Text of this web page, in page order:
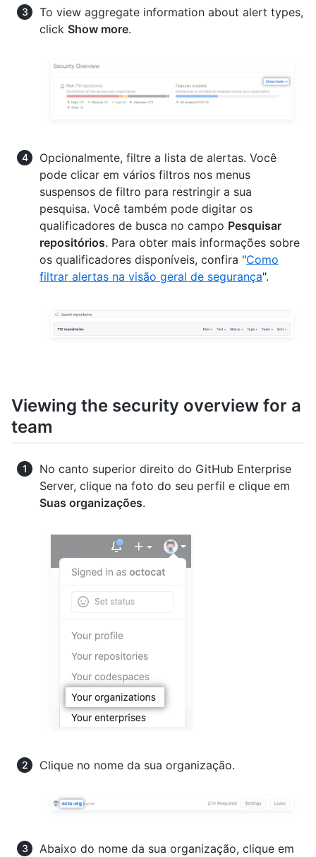
To view aggregate information about alert types,
click Show more.
Opcionalmente, filtre a lista de alertas. Você
pode clicar em vários filtros nos menus
suspensos de filtro para restringir a sua
pesquisa. Você também pode digitar os
qualificadores de busca no campo Pesquisar
repositórios. Para obter mais informações sobre
os qualificadores disponíveis, confira "Como
filtrar alertas na visão geral de segurança".
Viewing the security overview for a
team
No canto superior direito do GitHub Enterprise
Server, clique na foto do seu perfil e clique em
Suas organizações.
Clique no nome da sua organização.
Abaixo do nome da sua organização, clique em